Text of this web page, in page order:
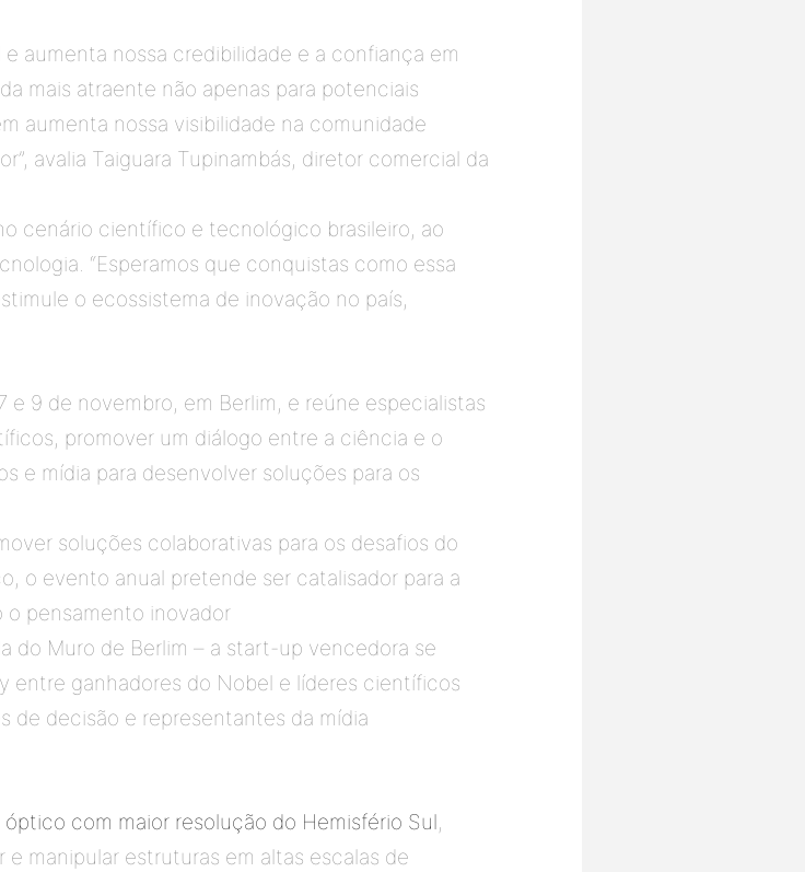
aumenta nossa credibilidade e a confiança em
mais atraente não apenas para potenciais
aumenta nossa visibilidade na comunidade
avalia Taiguara Tupinambás, diretor comercial da
cenário científico e tecnológico brasileiro, ao
“Esperamos que conquistas como essa
o ecossistema de inovação no país,
9 de novembro, em Berlim, e reúne especialistas
promover um diálogo entre a ciência e o
e mídia para desenvolver soluções para os
soluções colaborativas para os desafios do
o evento anual pretende ser catalisador para a
pensamento inovador
do Muro de Berlim – a start-up vencedora se
entre ganhadores do Nobel e líderes científicos
de decisão e representantes da mídia
com maior resolução do Hemisfério Sul,
manipular estruturas em altas escalas de